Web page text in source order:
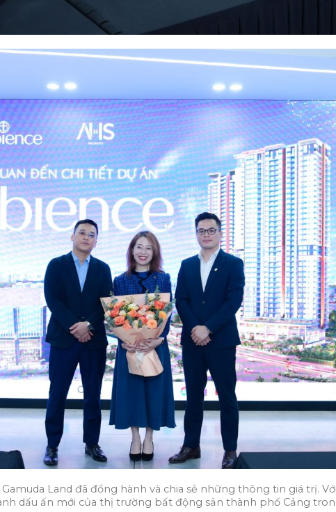
Land đã đồng hành và chia sẻ những thông tin giá trị.
dấu ấn mới của thị trường bất động sản thành phố Cảng